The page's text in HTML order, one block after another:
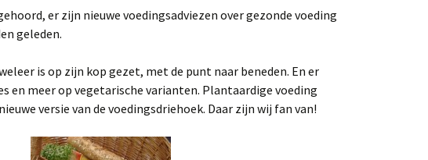
er zijn nieuwe voedingsadviezen over gezonde voeding
geleden.
is op zijn kop gezet, met de punt naar beneden. En er
en meer op vegetarische varianten. Plantaardige voeding
versie van de voedingsdriehoek. Daar zijn wij fan van!